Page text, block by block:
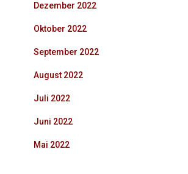
Dezember 2022
Oktober 2022
September 2022
August 2022
Juli 2022
Juni 2022
Mai 2022